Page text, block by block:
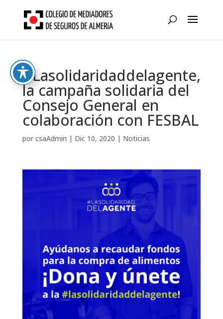
content
#Lasolidaridaddelagente,
la campaña solidaria del
Consejo General en
colaboración con FESBAL
por csaAdmin | Dic 10, 2020 | Noticias